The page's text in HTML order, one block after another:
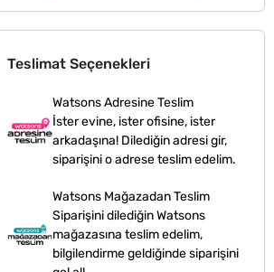
Teslimat Seçenekleri
Watsons Adresine Teslim
İster evine, ister ofisine, ister
arkadaşına! Dilediğin adresi gir,
siparişini o adrese teslim edelim.
Watsons Mağazadan Teslim
Siparişini dilediğin Watsons
mağazasına teslim edelim,
bilgilendirme geldiğinde siparişini